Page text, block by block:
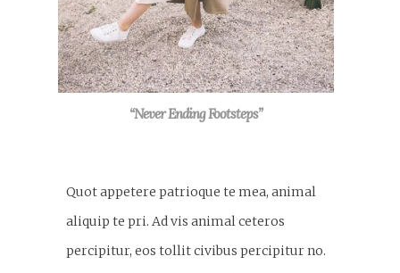
“Never Ending Footsteps”
Quot appetere patrioque te mea, animal
aliquip te pri. Ad vis animal ceteros
percipitur, eos tollit civibus percipitur no.